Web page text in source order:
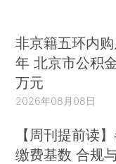
非京籍五环内
年 北京市公积
万元
2026年08月08日
【周刊提前读
缴费基数 合规